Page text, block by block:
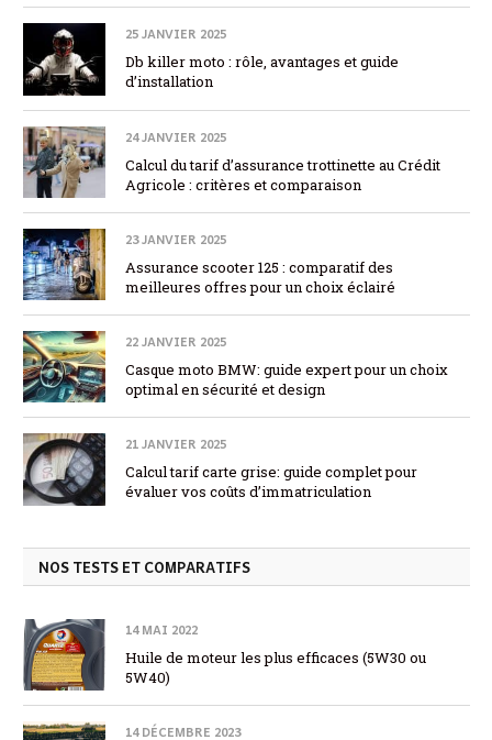
25 JANVIER 2025
Db killer moto : rôle, avantages et guide
d’installation
24 JANVIER 2025
Calcul du tarif d’assurance trottinette au Crédit
Agricole : critères et comparaison
23 JANVIER 2025
Assurance scooter 125 : comparatif des
meilleures offres pour un choix éclairé
22 JANVIER 2025
Casque moto BMW: guide expert pour un choix
optimal en sécurité et design
21 JANVIER 2025
Calcul tarif carte grise: guide complet pour
évaluer vos coûts d’immatriculation
NOS TESTS ET COMPARATIFS
14 MAI 2022
Huile de moteur les plus efficaces (5W30 ou
5W40)
14 DÉCEMBRE 2023